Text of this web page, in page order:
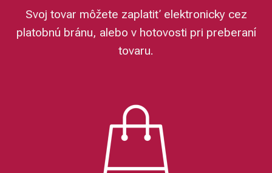
Svoj tovar môžete zaplatiť elektronicky cez
platobnú bránu, alebo v hotovosti pri preberaní
tovaru.